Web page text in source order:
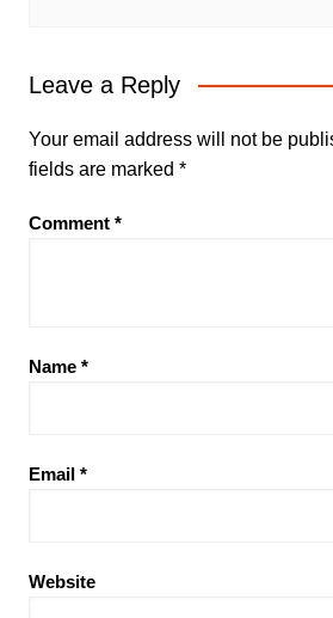
Leave a Reply
Your email address will not be
fields are marked *
Comment *
Name *
Email *
Website